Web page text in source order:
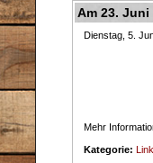
Am 23.
Dienstag, 5.
Mehr
Kategorie: Link